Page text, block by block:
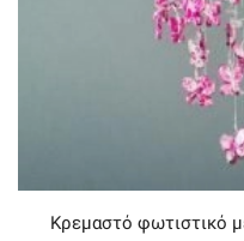
Κρεμαστό φωτιστικό